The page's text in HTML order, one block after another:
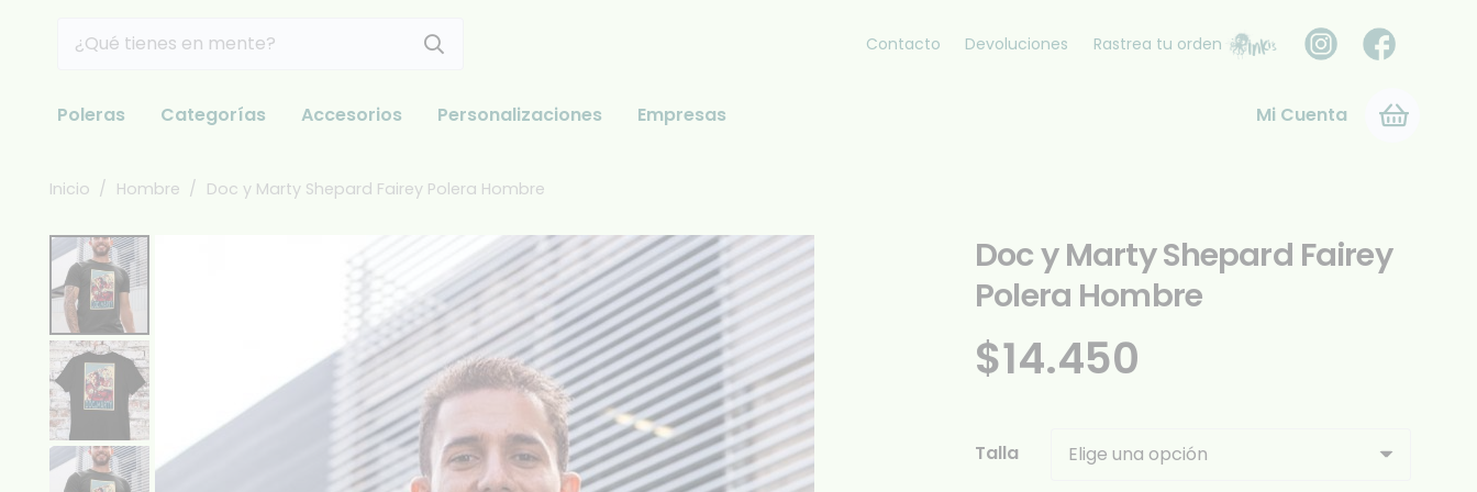
Contacto Devoluciones Rastrea tu orden
Poleras Categorías Accesorios Personalizaciones Empresas Mi Cuenta
Inicio / Hombre / Doc y Marty Shepard Fairey Polera Hombre
Doc y Marty Shepard Fairey
Polera Hombre
$14.450
Talla